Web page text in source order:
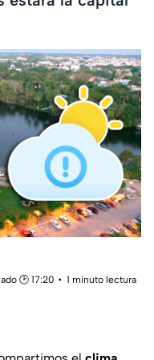
🕑 17:20
1 minuto lectura